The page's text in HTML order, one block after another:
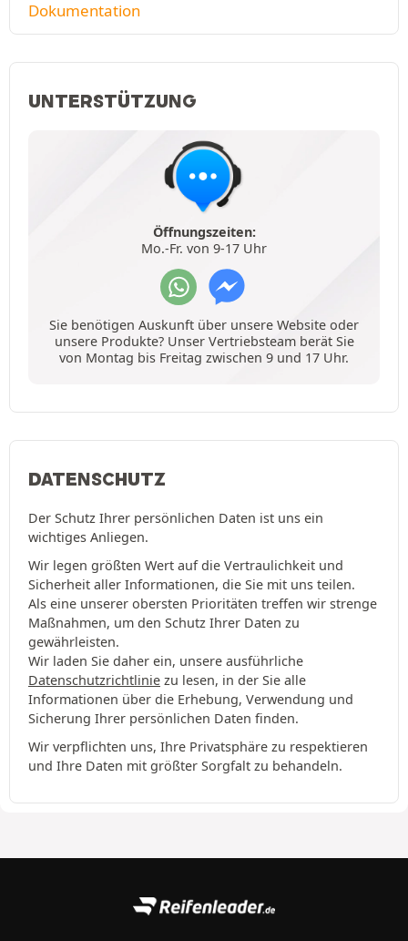
Dokumentation
UNTERSTÜTZUNG
Öffnungszeiten:
Mo.-Fr. von 9-17 Uhr
Sie benötigen Auskunft über unsere Website oder
unsere Produkte? Unser Vertriebsteam berät Sie
von Montag bis Freitag zwischen 9 und 17 Uhr.
DATENSCHUTZ
Der Schutz Ihrer persönlichen Daten ist uns ein
wichtiges Anliegen.
Wir legen größten Wert auf die Vertraulichkeit und
Sicherheit aller Informationen, die Sie mit uns teilen.
Als eine unserer obersten Prioritäten treffen wir strenge
Maßnahmen, um den Schutz Ihrer Daten zu
gewährleisten.
Wir laden Sie daher ein, unsere ausführliche
Datenschutzrichtlinie zu lesen, in der Sie alle
Informationen über die Erhebung, Verwendung und
Sicherung Ihrer persönlichen Daten finden.
Wir verpflichten uns, Ihre Privatsphäre zu respektieren
und Ihre Daten mit größter Sorgfalt zu behandeln.